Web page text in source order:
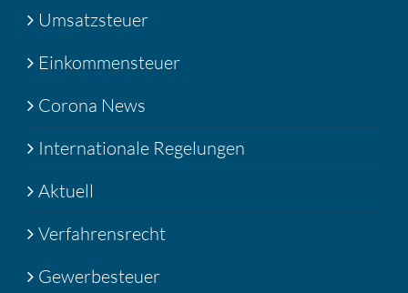
Umsatzsteuer
Einkommensteuer
Corona News
Internationale Regelungen
Aktuell
Verfahrensrecht
Gewerbesteuer